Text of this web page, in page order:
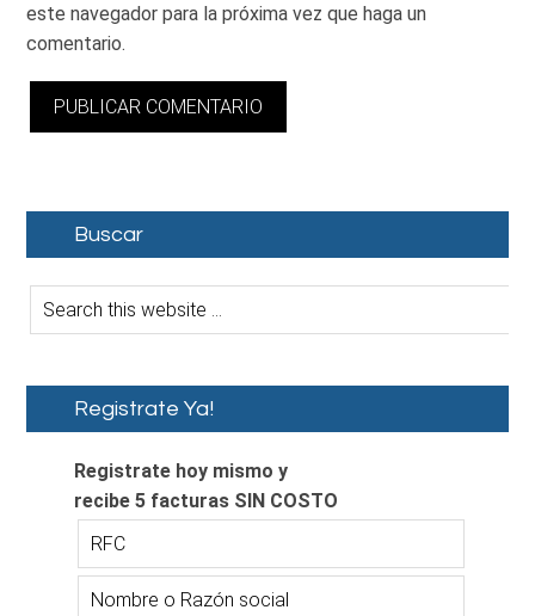
este navegador para la próxima vez que haga un
comentario.
Buscar
Registrate Ya!
Registrate hoy mismo y
recibe 5 facturas SIN COSTO